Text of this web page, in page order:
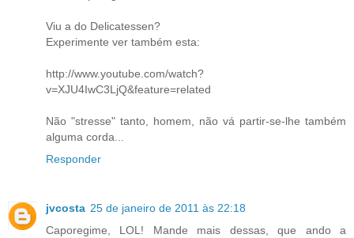
Viu a do Delicatessen?
Experimente ver também esta:
http://www.youtube.com/watch?
v=XJU4IwC3LjQ&feature=related
Não "stresse" tanto, homem, não vá partir-se-lhe também
alguma corda...
Responder
jvcosta 25 de janeiro de 2011 às 22:18
Caporegime, LOL! Mande mais dessas, que ando a